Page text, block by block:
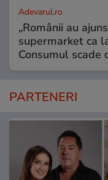
Adevarul.ro
„Românii au
supermarket ca
Consumul scade
PARTENERI